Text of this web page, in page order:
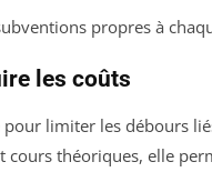
propres à
les coûts
limiter les débours
théoriques, elle